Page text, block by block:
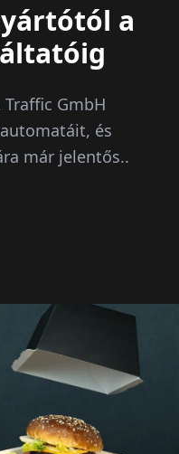
a
GmbH
és
már jelentős..